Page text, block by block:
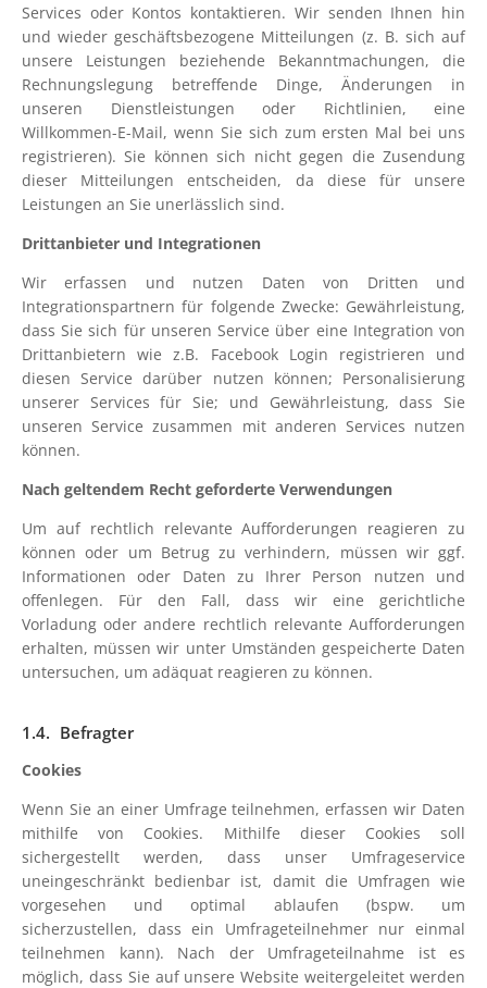
Services oder Kontos kontaktieren. Wir senden Ihnen hin
und wieder geschäftsbezogene Mitteilungen (z. B. sich auf
unsere Leistungen beziehende Bekanntmachungen, die
Rechnungslegung betreffende Dinge, Änderungen in
unseren Dienstleistungen oder Richtlinien, eine
Willkommen-E-Mail, wenn Sie sich zum ersten Mal bei uns
registrieren). Sie können sich nicht gegen die Zusendung
dieser Mitteilungen entscheiden, da diese für unsere
Leistungen an Sie unerlässlich sind.
Drittanbieter und Integrationen
Wir erfassen und nutzen Daten von Dritten und
Integrationspartnern für folgende Zwecke: Gewährleistung,
dass Sie sich für unseren Service über eine Integration von
Drittanbietern wie z.B. Facebook Login registrieren und
diesen Service darüber nutzen können; Personalisierung
unserer Services für Sie; und Gewährleistung, dass Sie
unseren Service zusammen mit anderen Services nutzen
können.
Nach geltendem Recht geforderte Verwendungen
Um auf rechtlich relevante Aufforderungen reagieren zu
können oder um Betrug zu verhindern, müssen wir ggf.
Informationen oder Daten zu Ihrer Person nutzen und
offenlegen. Für den Fall, dass wir eine gerichtliche
Vorladung oder andere rechtlich relevante Aufforderungen
erhalten, müssen wir unter Umständen gespeicherte Daten
untersuchen, um adäquat reagieren zu können.
Befragter
Cookies
Wenn Sie an einer Umfrage teilnehmen, erfassen wir Daten
mithilfe von Cookies. Mithilfe dieser Cookies soll
sichergestellt werden, dass unser Umfrageservice
uneingeschränkt bedienbar ist, damit die Umfragen wie
vorgesehen und optimal ablaufen (bspw. um
sicherzustellen, dass ein Umfrageteilnehmer nur einmal
teilnehmen kann). Nach der Umfrageteilnahme ist es
möglich, dass Sie auf unsere Website weitergeleitet werden